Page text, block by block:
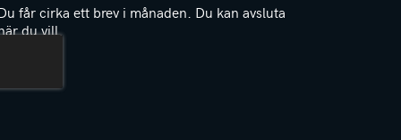
får cirka ett brev i månaden. Du kan avsluta
du vill.